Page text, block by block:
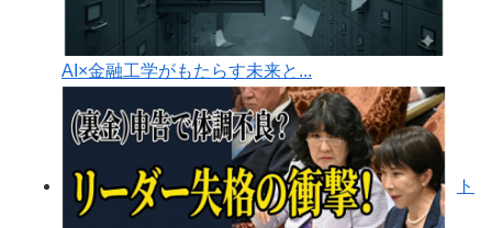
AI×金融工学がもたらす未来と...
ト